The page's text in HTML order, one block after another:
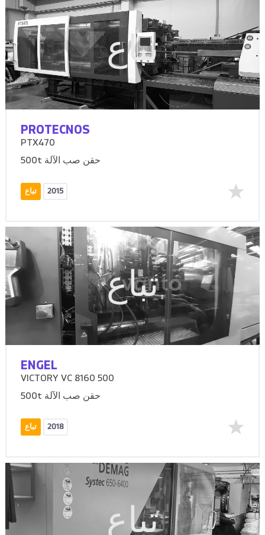
تباع
PROTECNOS
PTX470
500t حقن صب الآلة
تباع 2015
تباع
ENGEL
VICTORY VC 8160 500
500t حقن صب الآلة
تباع 2018
تباع